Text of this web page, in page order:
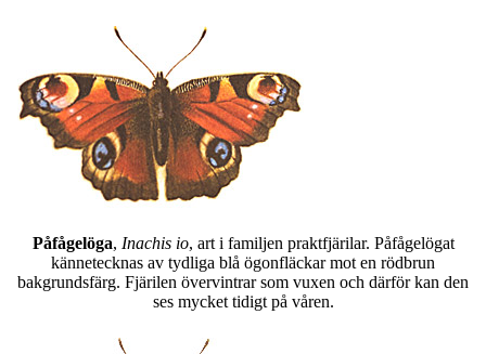
Påfågelöga, Inachis io, art i familjen praktfjärilar. Påfågelögat
kännetecknas av tydliga blå ögonfläckar mot en rödbrun
bakgrundsfärg. Fjärilen övervintrar som vuxen och därför kan den
ses mycket tidigt på våren.